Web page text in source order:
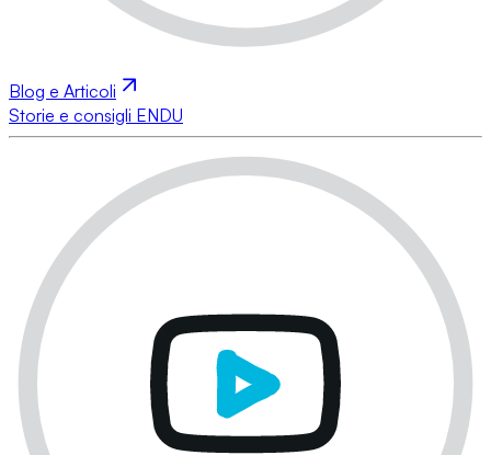
Blog e Articoli
Storie e consigli ENDU